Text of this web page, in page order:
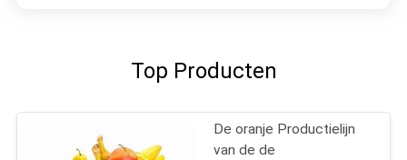
Top Producten
De oranje Productielijn
van de de